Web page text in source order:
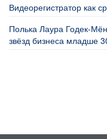
Видеорегистратор как
Полька Лаура Годек-
звёзд бизнеса младше